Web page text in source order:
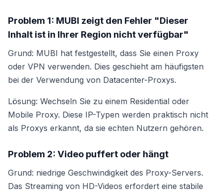
Problem 1: MUBI zeigt den Fehler "Dieser
Inhalt ist in Ihrer Region nicht verfügbar"
Grund: MUBI hat festgestellt, dass Sie einen Proxy
oder VPN verwenden. Dies geschieht am häufigsten
bei der Verwendung von Datacenter-Proxys.
Lösung: Wechseln Sie zu einem Residential oder
Mobile Proxy. Diese IP-Typen werden praktisch nicht
als Proxys erkannt, da sie echten Nutzern gehören.
Problem 2: Video puffert oder hängt
Grund: niedrige Geschwindigkeit des Proxy-Servers.
Das Streaming von HD-Videos erfordert eine stabile